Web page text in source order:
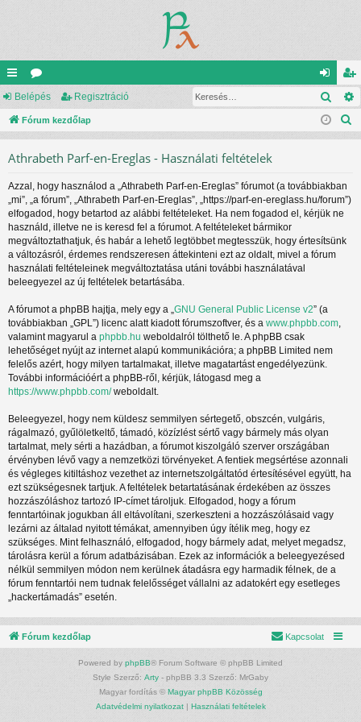
yo
rs
ór
u
el
ép
eg
is
ió
Belépés Regisztráció
Fórum kezdőlap
Athrabeth Parf-en-Ereglas - Használati feltételek
Azzal, hogy használod a „Athrabeth Parf-en-Ereglas” fórumot (a továbbiakban
„mi”, „a fórum”, „Athrabeth Parf-en-Ereglas”, „https://parf-en-ereglass.hu/forum”)
elfogadod, hogy betartod az alábbi feltételeket. Ha nem fogadod el, kérjük ne
használd, illetve ne is keresd fel a fórumot. A feltételeket bármikor
megváltoztathatjuk, és habár a lehető legtöbbet megtesszük, hogy értesítsünk
a változásról, érdemes rendszeresen áttekinteni ezt az oldalt, mivel a fórum
használati feltételeinek megváltoztatása utáni további használatával
beleegyezel az új feltételek betartásába.
A fórumot a phpBB hajtja, mely egy a „ GNU General Public License v2” (a
továbbiakban „GPL”) licenc alatt kiadott fórumszoftver, és a www.phpbb.com
valamint magyarul a phpbb.hu weboldalról tölthető le. A phpBB csak
lehetőséget nyújt az internet alapú kommunikációra; a phpBB Limited nem
felelős azért, hogy milyen tartalmakat, illetve magatartást engedélyezünk.
További információért a phpBB-ről, kérjük, látogasd meg a
https://www.phpbb.com/weboldalt.
Beleegyezel, hogy nem küldesz semmilyen sértegető, obszcén, vulgáris,
rágalmazó, gyűlöletkeltő, támadó, közízlést sértő vagy bármely más olyan
tartalmat, mely sérti a hazádban, a fórumot kiszolgáló szerver országában
érvényben lévő vagy a nemzetközi törvényeket. A fentiek megsértése azonnali
és végleges kitiltáshoz vezethet az internetszolgáltatód értesítésével együtt, ha
ezt szükségesnek tartjuk. A feltételek betartatásának érdekében az összes
hozzászóláshoz tartozó IP-címet tároljuk. Elfogadod, hogy a fórum
fenntartóinak jogukban áll eltávolítani, szerkeszteni a hozzászólásaid vagy
lezárni az általad nyitott témákat, amennyiben úgy ítélik meg, hogy ez
szükséges. Mint felhasználó, elfogadod, hogy bármely adat, melyet megadsz,
tárolásra kerül a fórum adatbázisában. Ezek az információk a beleegyezésed
nélkül semmilyen módon nem kerülnek átadásra egy harmadik félnek, de a
fórum fenntartói nem tudnak felelősséget vállalni az adatokért egy esetleges
„hackertámadás” esetén.
Fórum kezdőlap Kapcsolat
Powered by phpBB® Forum Software © phpBB Limited
Style Szerző: Arty - phpBB 3.3 Szerző: MrGaby
Magyar fordítás © Magyar phpBB Közösség
Adatvédelmi nyilatkozat| Használati feltételek